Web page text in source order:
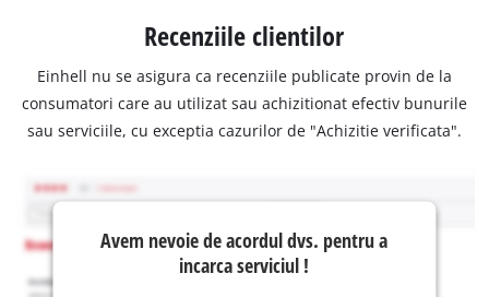
Recenziile clientilor
Einhell nu se asigura ca recenziile publicate provin de la
consumatori care au utilizat sau achizitionat efectiv bunurile
sau serviciile, cu exceptia cazurilor de "Achizitie verificata".
Avem nevoie de acordul dvs. pentru a
incarca serviciul !